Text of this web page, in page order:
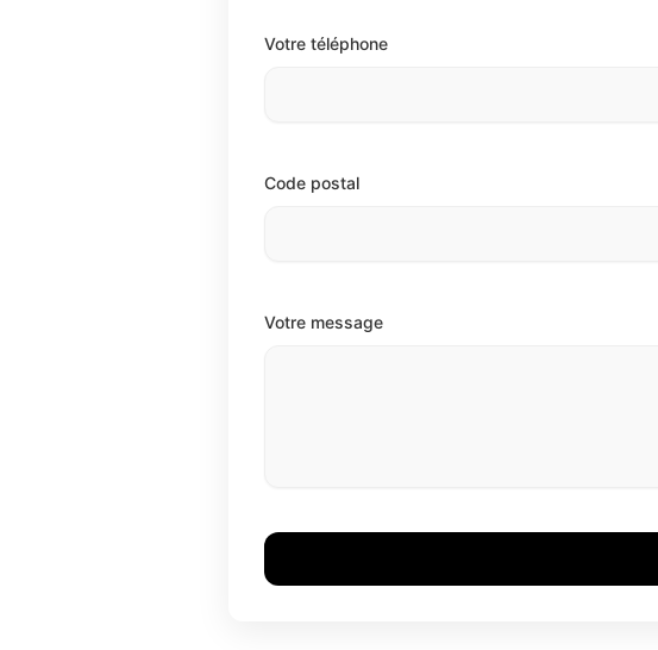
Votre téléphone
Code postal
Votre message